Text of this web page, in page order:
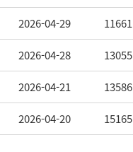
2026-04-29 11661
2026-04-28 13055
2026-04-21 13586
2026-04-20 15165